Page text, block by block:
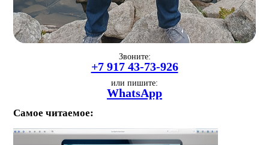
Звоните:
+7 917 43-73-926
или пишите:
WhatsApp
Самое читаемое: